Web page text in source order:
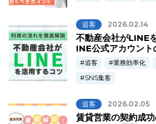
追客 2026.02.14
不動産会社がLINE
INE公式アカウント
追客 業務効率化
SNS集客
追客 2026.02.05
賃貸営業の契約成